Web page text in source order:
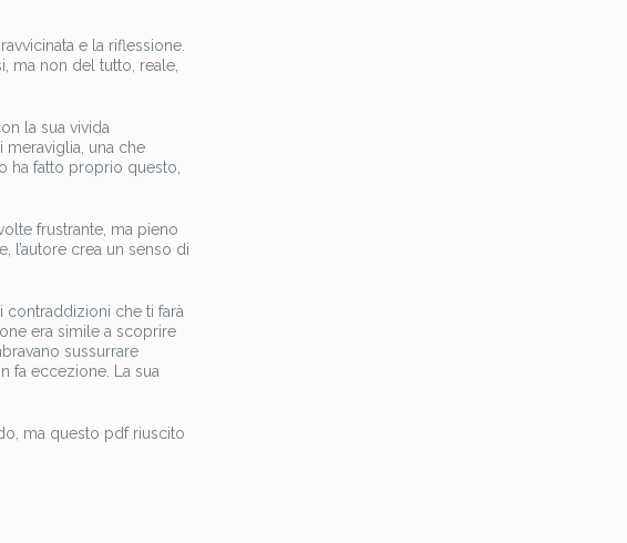
e la riflessione.
ma non del tutto, reale,
la sua vivida
meraviglia, una che
ha fatto proprio questo,
frustrante, ma pieno
l’autore crea un senso di
contraddizioni che ti farà
era simile a scoprire
sussurrare
fa eccezione. La sua
ma questo pdf riuscito